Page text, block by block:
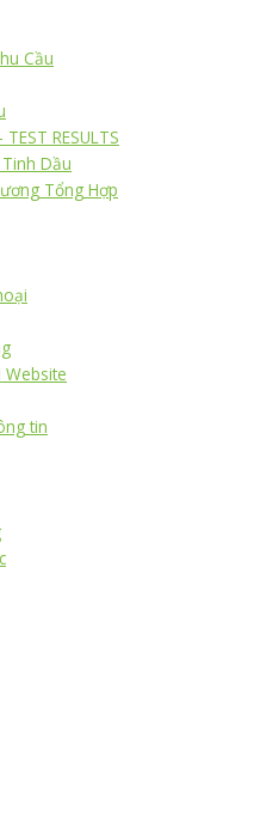
Cầu
RESULTS
Dầu
Tổng Hợp
tin